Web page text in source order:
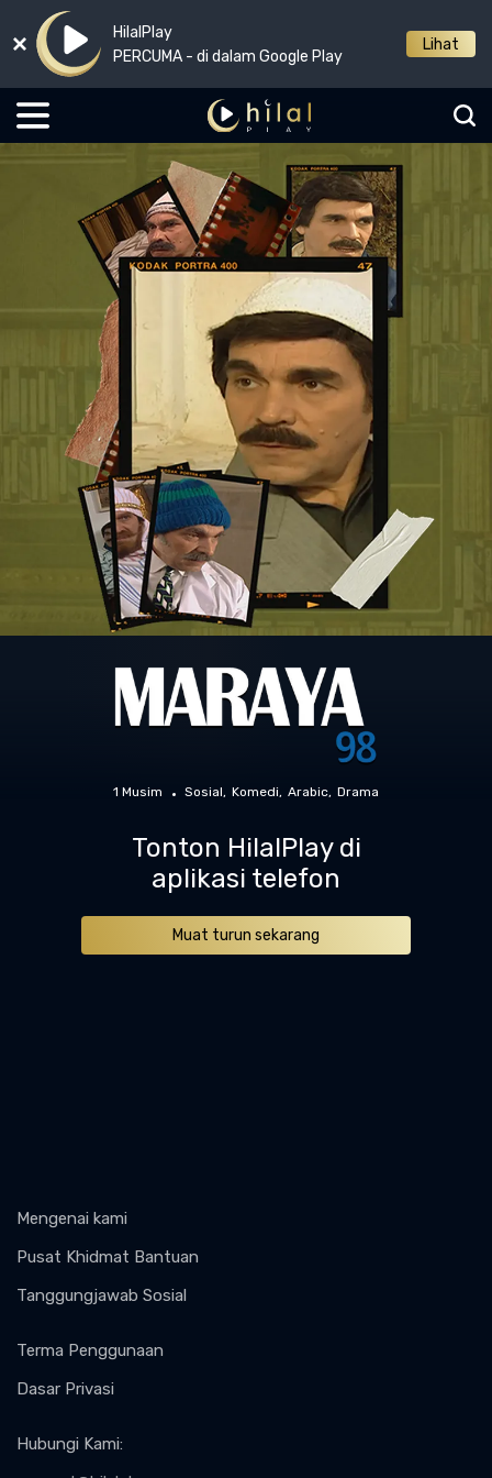
HilalPlay
PERCUMA - di dalam Google Play
Lihat
1 Musim Sosial Komedi Arabic Drama
Tonton HilalPlay di
aplikasi telefon
Muat turun sekarang
Mengenai kami
Pusat Khidmat Bantuan
Tanggungjawab Sosial
Terma Penggunaan
Dasar Privasi
Hubungi Kami: